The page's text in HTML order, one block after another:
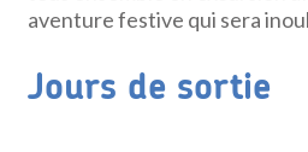
aventure festive qui sera
Jours de sortie